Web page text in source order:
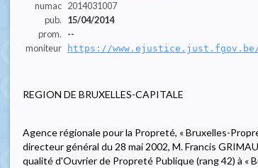
numac 2014031007
pub.
15/04/2014
prom.
--
moniteur
https://
REGION DE BRUXELLES-CAPITALE
Agence régionale pour la Propreté, « Bruxelles-
directeur général du 28 mai 2002, M. Francis
qualité d'Ouvrier de Propreté Publique (rang 42) à «